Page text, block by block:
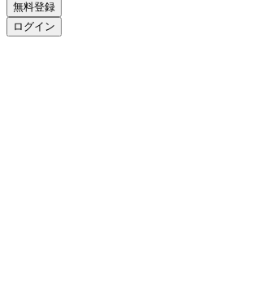
無料登録
ログイン